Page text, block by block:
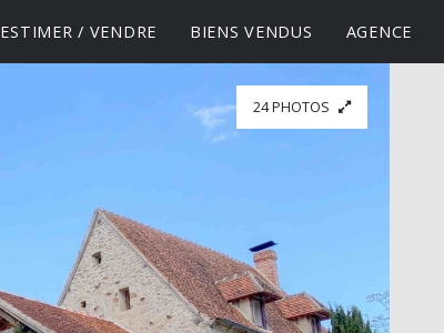
ESTIMER / VENDRE BIENS VENDUS AGENCE
24 PHOTOS